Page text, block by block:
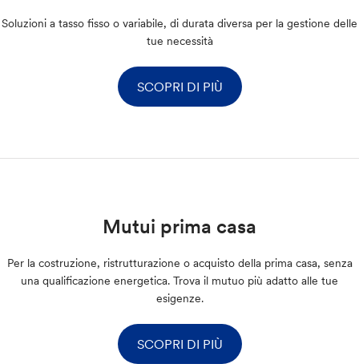
Soluzioni a tasso fisso o variabile, di durata diversa per la gestione delle
tue necessità
SCOPRI DI PIÙ
Mutui prima casa
Per la costruzione, ristrutturazione o acquisto della prima casa, senza
una qualificazione energetica. Trova il mutuo più adatto alle tue
esigenze.
SCOPRI DI PIÙ